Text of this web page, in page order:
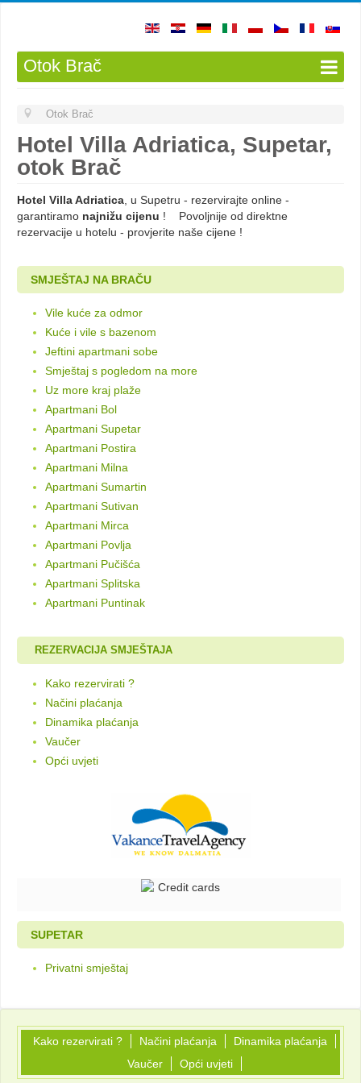
Otok Brač
Otok Brač
Hotel Villa Adriatica, Supetar,
otok Brač
Hotel Villa Adriatica , u Supetru - rezervirajte online -
garantiramo najnižu cijenu ! Povoljnije od direktne
rezervacije u hotelu - provjerite naše cijene !
SMJEŠTAJ NA BRAČU
Vile kuće za odmor
Kuće i vile s bazenom
Jeftini apartmani sobe
Smještaj s pogledom na more
Uz more kraj plaže
Apartmani Bol
Apartmani Supetar
Apartmani Postira
Apartmani Milna
Apartmani Sumartin
Apartmani Sutivan
Apartmani Mirca
Apartmani Povlja
Apartmani Pučišća
Apartmani Splitska
Apartmani Puntinak
REZERVACIJA SMJEŠTAJA
Kako rezervirati ?
Načini plaćanja
Dinamika plaćanja
Vaučer
Opći uvjeti
SUPETAR
Privatni smještaj
Kako rezervirati ? Načini plaćanja
Dinamika plaćanja
Vaučer
Opći uvjeti